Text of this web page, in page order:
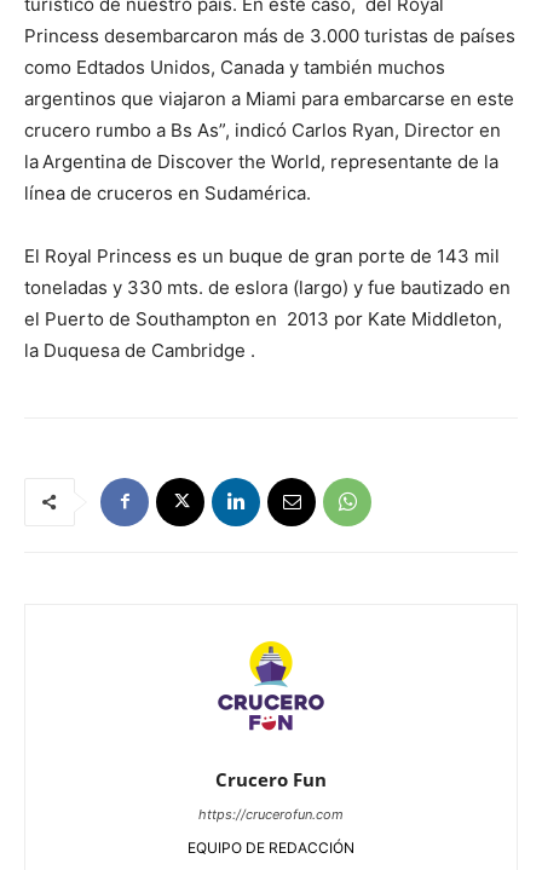
Princess desembarcaron más de 3.000 turistas de países
como Edtados Unidos, Canada y también muchos
argentinos que viajaron a Miami para embarcarse en este
crucero rumbo a Bs As”, indicó Carlos Ryan, Director en
la Argentina de Discover the World, representante de la
línea de cruceros en Sudamérica.
El Royal Princess es un buque de gran porte de 143 mil
toneladas y 330 mts. de eslora (largo) y fue bautizado en
el Puerto de Southampton en 2013 por Kate Middleton,
la Duquesa de Cambridge .
Crucero Fun
https://crucerofun.com
EQUIPO DE REDACCIÓN